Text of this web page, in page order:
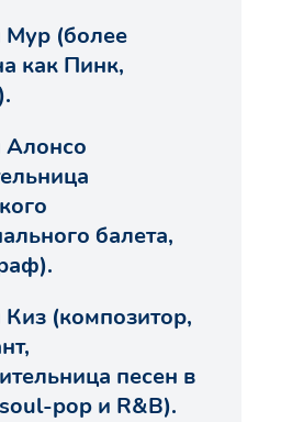
Мур (более
как Пинк,
Алонсо
балета,
(композитор,
песен в
pop и R&B).